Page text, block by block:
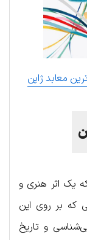
یک اثر هنری و
که بر روی این
و تاریخ